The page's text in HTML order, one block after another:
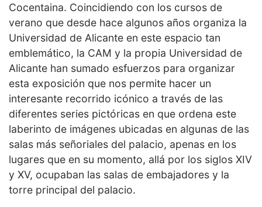
Cocentaina. Coincidiendo con los cursos de
verano que desde hace algunos años organiza la
Universidad de Alicante en este espacio tan
emblemático, la CAM y la propia Universidad de
Alicante han sumado esfuerzos para organizar
esta exposición que nos permite hacer un
interesante recorrido icónico a través de las
diferentes series pictóricas en que ordena este
laberinto de imágenes ubicadas en algunas de las
salas más señoriales del palacio, apenas en los
lugares que en su momento, allá por los siglos XIV
y XV, ocupaban las salas de embajadores y la
torre principal del palacio.